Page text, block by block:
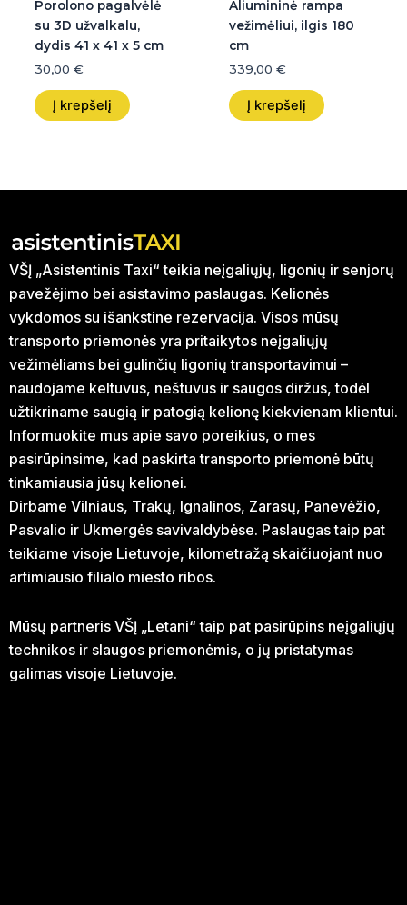
Porolono pagalvėlė
su 3D užvalkalu,
dydis 41 x 41 x 5 cm
30,00 €
Į krepšelį
Aliumininė rampa
vežimėliui, ilgis 180
cm
339,00 €
Į krepšelį
VŠĮ „Asistentinis Taxi“ teikia neįgaliųjų, ligonių ir senjorų
pavežėjimo bei asistavimo paslaugas. Kelionės
vykdomos su išankstine rezervacija. Visos mūsų
transporto priemonės yra pritaikytos neįgaliųjų
vežimėliams bei gulinčių ligonių transportavimui –
naudojame keltuvus, neštuvus ir saugos diržus, todėl
užtikriname saugią ir patogią kelionę kiekvienam klientui.
Informuokite mus apie savo poreikius, o mes
pasirūpinsime, kad paskirta transporto priemonė būtų
tinkamiausia jūsų kelionei.
Dirbame Vilniaus, Trakų, Ignalinos, Zarasų, Panevėžio,
Pasvalio ir Ukmergės savivaldybėse. Paslaugas taip pat
teikiame visoje Lietuvoje, kilometražą skaičiuojant nuo
artimiausio filialo miesto ribos.
Mūsų partneris VŠĮ „Letani“ taip pat pasirūpins neįgaliųjų
technikos ir slaugos priemonėmis, o jų pristatymas
galimas visoje Lietuvoje.